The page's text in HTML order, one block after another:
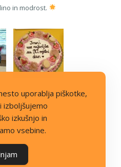
in modrost.
uporablja piškotke,
izboljšujemo
izkušnjo in
vsebine.